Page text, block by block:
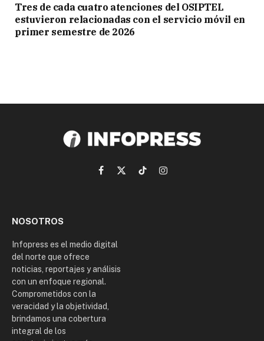
Tres de cada cuatro atenciones del OSIPTEL
estuvieron relacionadas con el servicio móvil en
primer semestre de 2026
Facebook
X
TikTokInstagram
NOSOTROS
Infopress es el medio digital
del norte que ofrece
noticias, reportajes y análisis
con un enfoque regional.
Comprometidos con la
veracidad y la objetividad,
brindamos una cobertura
integral de los